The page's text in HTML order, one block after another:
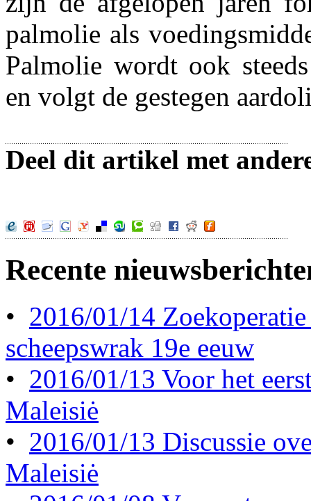
palmolie als
Palmolie wordt ook
en volgt de gestegen
Deel dit artikel met
Recente
• 2016/01/14
scheepswrak 19e eeuw
• 2016/01/13 Voor het
Maleisiė
• 2016/01/13 Discussie
Maleisiė